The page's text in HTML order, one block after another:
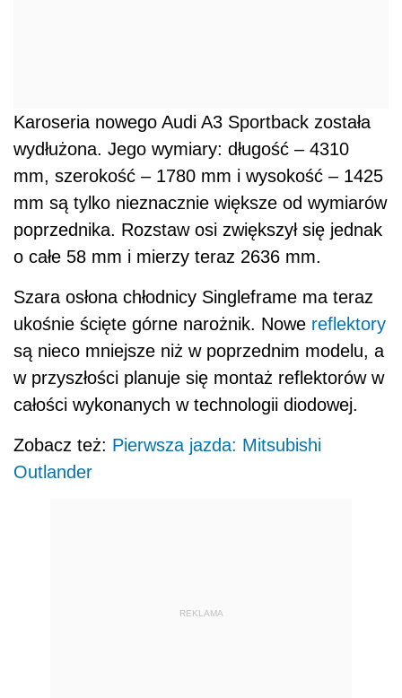
Karoseria nowego Audi A3 Sportback została
wydłużona. Jego wymiary: długość – 4310
mm, szerokość – 1780 mm i wysokość – 1425
mm są tylko nieznacznie większe od wymiarów
poprzednika. Rozstaw osi zwiększył się jednak
o całe 58 mm i mierzy teraz 2636 mm.
Szara osłona chłodnicy Singleframe ma teraz
ukośnie ścięte górne narożnik. Nowe reflektory
są nieco mniejsze niż w poprzednim modelu, a
w przyszłości planuje się montaż reflektorów w
całości wykonanych w technologii diodowej.
Zobacz też: Pierwsza jazda: Mitsubishi
Outlander
REKLAMA